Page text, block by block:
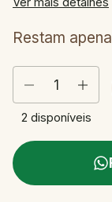
Restam
2 disponíveis